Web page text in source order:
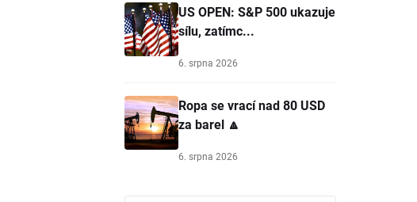
US OPEN: S&P 500 ukazuje
sílu, zatímc...
6. srpna 2026
Ropa se vrací nad 80 USD
za barel 🔼
6. srpna 2026